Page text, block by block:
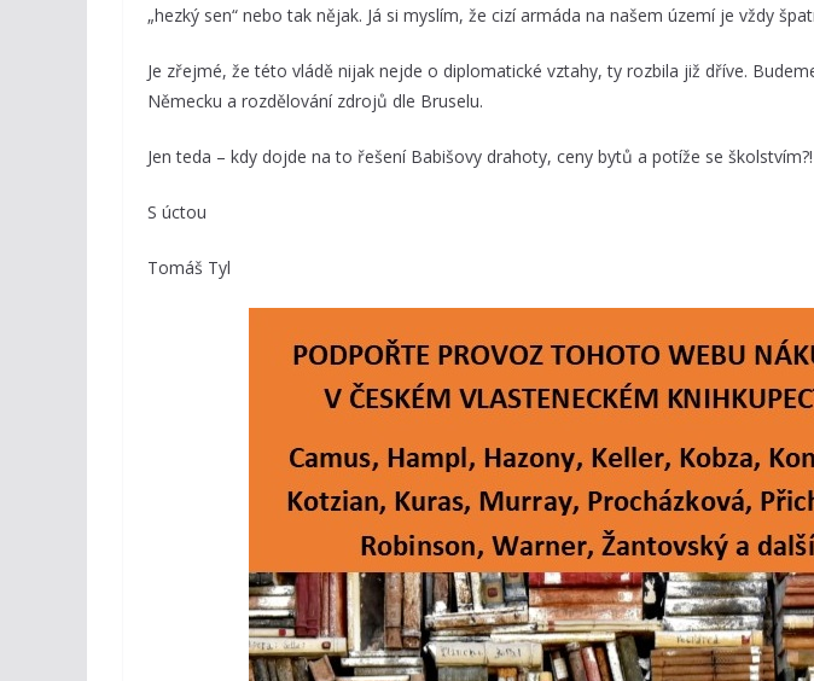
„hezký sen“ nebo tak nějak. Já si myslím, že cizí armáda na našem území je vždy
Je zřejmé, že této vládě nijak nejde o diplomatické vztahy, ty rozbila již dříve.
Německu a rozdělování zdrojů dle Bruselu.
Jen teda – kdy dojde na to řešení Babišovy drahoty, ceny bytů a potíže se školstvím?!
S úctou
Tomáš Tyl